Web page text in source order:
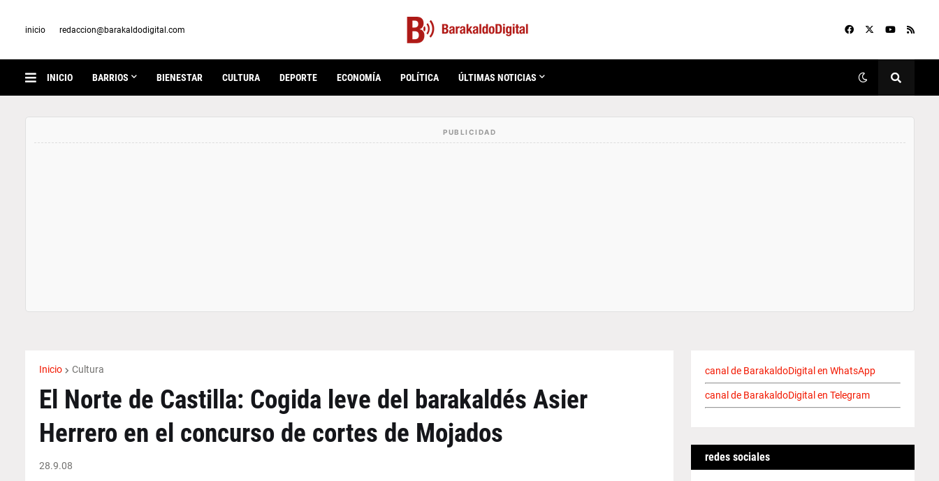
inicio redaccion@barakaldodigital.com
INICIO BARRIOS BIENESTAR CULTURA DEPORTE ECONOMÍA POLÍTICA ÚLTIMAS NOTICIAS
Inicio Cultura
El Norte de Castilla: Cogida leve del barakaldés Asier
Herrero en el concurso de cortes de Mojados
28.9.08
canal de BarakaldoDigital en WhatsApp
canal de BarakaldoDigital en Telegram
redes sociales